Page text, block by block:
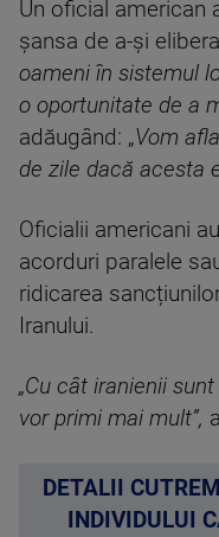
Un oficial american
șansa de a-și
oameni în sistemul
o oportunitate de a
adăugând: „Vom
de zile dacă acesta
Oficialii americani
acorduri paralele
ridicarea
Iranului.
„Cu cât iranienii
vor primi mai mult”,
DETALII
INDIVIDULUI